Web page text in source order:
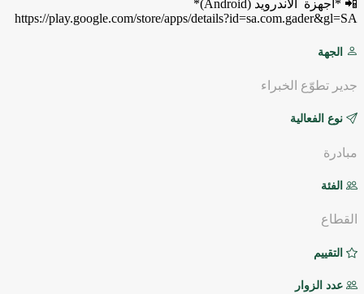
📲 *أجهزة الأندرويد (Android)*
https://play.google.com/store/apps/details?id=sa.com.gader&gl=SA
الجهة
جدير تطوّع الخبراء
نوع الفعالية
مبادرة
الفئة
القطاع
التقييم
عدد الزوار